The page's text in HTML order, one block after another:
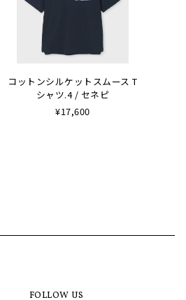
コットンシルケットスムース T
シャツ.4 / セネピ
¥17,600
FOLLOW US